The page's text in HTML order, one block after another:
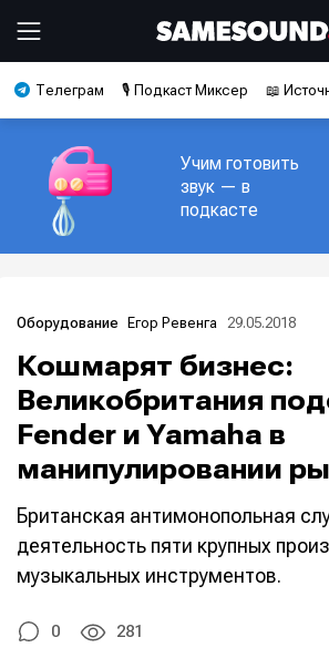
Телеграм 🎙️ Подкаст Миксер 📖
Учим готовить
звук — в
подкасте
Оборудование Егор Ревенга 29.05.2018
Кошмарят бизнес:
Великобритания
Fender и Yamaha в
манипулировании
Британская антимонопольная
деятельность пяти крупных
музыкальных инструментов.
0 281